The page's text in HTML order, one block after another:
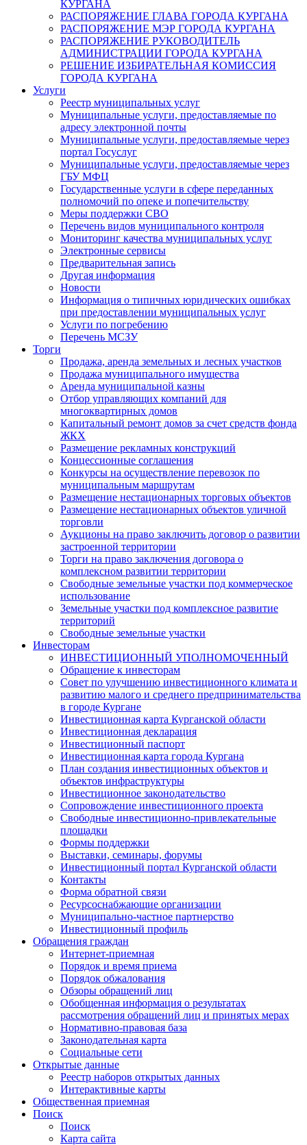
КУРГАНА
РАСПОРЯЖЕНИЕ ГЛАВА ГОРОДА КУРГАНА
РАСПОРЯЖЕНИЕ МЭР ГОРОДА КУРГАНА
РАСПОРЯЖЕНИЕ РУКОВОДИТЕЛЬ
АДМИНИСТРАЦИИ ГОРОДА КУРГАНА
РЕШЕНИЕ ИЗБИРАТЕЛЬНАЯ КОМИССИЯ
ГОРОДА КУРГАНА
Услуги
Реестр муниципальных услуг
Муниципальные услуги, предоставляемые по
адресу электронной почты
Муниципальные услуги, предоставляемые через
портал Госуслуг
Муниципальные услуги, предоставляемые через
ГБУ МФЦ
Государственные услуги в сфере переданных
полномочий по опеке и попечительству
Меры поддержки СВО
Перечень видов муниципального контроля
Мониторинг качества муниципальных услуг
Электронные сервисы
Предварительная запись
Другая информация
Новости
Информация о типичных юридических ошибках
при предоставлении муниципальных услуг
Услуги по погребению
Перечень МСЗУ
Торги
Продажа, аренда земельных и лесных участков
Продажа муниципального имущества
Аренда муниципальной казны
Отбор управляющих компаний для
многоквартирных домов
Капитальный ремонт домов за счет средств фонда
ЖКХ
Размещение рекламных конструкций
Концессионные соглашения
Конкурсы на осуществление перевозок по
муниципальным маршрутам
Размещение нестационарных торговых объектов
Размещение нестационарных объектов уличной
торговли
Аукционы на право заключить договор о развитии
застроенной территории
Торги на право заключения договора о
комплексном развитии территории
Свободные земельные участки под коммерческое
использование
Земельные участки под комплексное развитие
территорий
Свободные земельные участки
Инвесторам
ИНВЕСТИЦИОННЫЙ УПОЛНОМОЧЕННЫЙ
Обращение к инвесторам
Совет по улучшению инвестиционного климата и
развитию малого и среднего предпринимательства
в городе Кургане
Инвестиционная карта Курганской области
Инвестиционная декларация
Инвестиционный паспорт
Инвестиционная карта города Кургана
План создания инвестиционных объектов и
объектов инфраструктуры
Инвестиционное законодательство
Сопровождение инвестиционного проекта
Свободные инвестиционно-привлекательные
площадки
Формы поддержки
Выставки, семинары, форумы
Инвестиционный портал Курганской области
Контакты
Форма обратной связи
Ресурсоснабжающие организации
Муниципально-частное партнерство
Инвестиционный профиль
Обращения граждан
Интернет-приемная
Порядок и время приема
Порядок обжалования
Обзоры обращений лиц
Обобщенная информация о результатах
рассмотрения обращений лиц и принятых мерах
Нормативно-правовая база
Законодательная карта
Социальные сети
Открытые данные
Реестр наборов открытых данных
Интерактивные карты
Общественная приемная
Поиск
Поиск
Карта сайта